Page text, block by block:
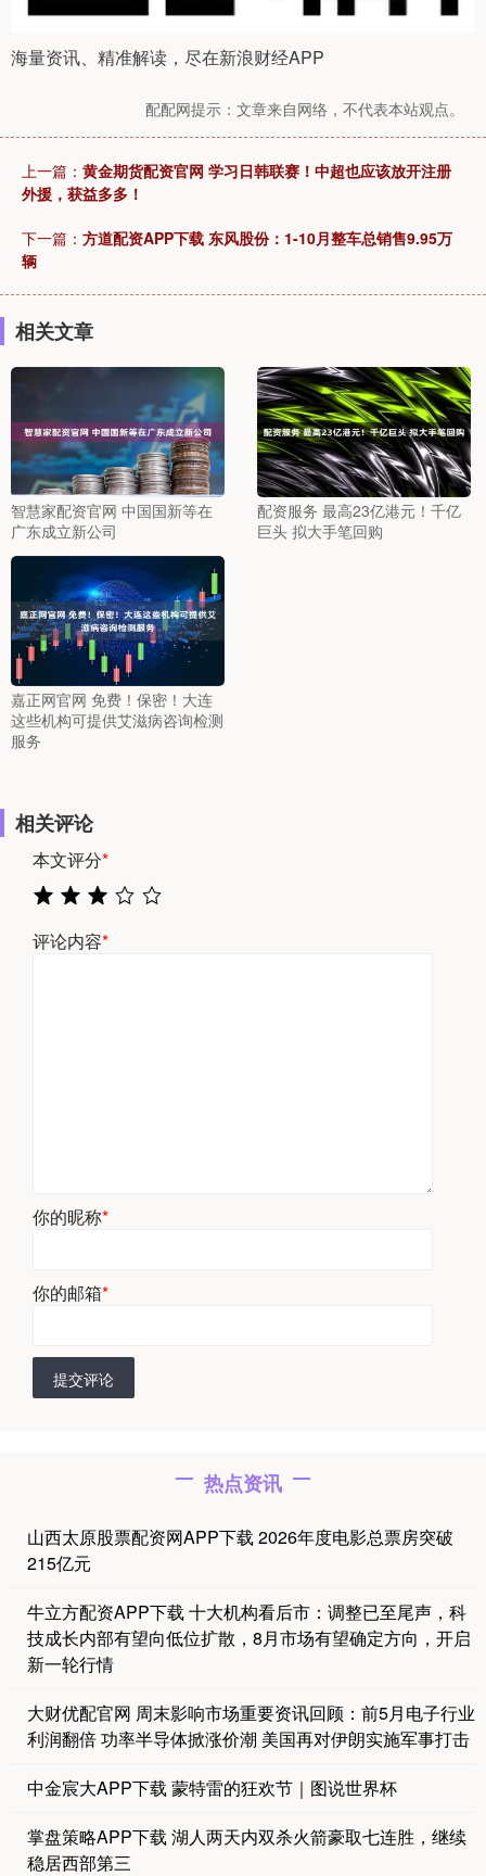
海量资讯、精准解读，尽在新浪财经APP
配配网提示：文章来自网络，不代表本站观点。
上一篇： 黄金期货配资官网 学习日韩联赛！中超也应该放开注册
外援，获益多多！
下一篇： 方道配资APP下载 东风股份：1-10月整车总销售9.95万
辆
相关文章
智慧家配资官网 中国国新等在
广东成立新公司
配资服务 最高23亿港元！千亿
巨头 拟大手笔回购
嘉正网官网 免费！保密！大连
这些机构可提供艾滋病咨询检测
服务
相关评论
本文评分*
评论内容*
你的昵称*
你的邮箱*
提交评论
热点资讯
山西太原股票配资网APP下载 2026年度电影总票房突破
215亿元
牛立方配资APP下载 十大机构看后市：调整已至尾声，科
技成长内部有望向低位扩散，8月市场有望确定方向，开启
新一轮行情
大财优配官网 周末影响市场重要资讯回顾：前5月电子行业
利润翻倍 功率半导体掀涨价潮 美国再对伊朗实施军事打击
中金宸大APP下载 蒙特雷的狂欢节｜图说世界杯
掌盘策略APP下载 湖人两天内双杀火箭豪取七连胜，继续
稳居西部第三